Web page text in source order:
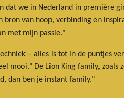
dat we in Nederland in première
van hoop, verbinding en
met mijn passie."
– alles is tot in de puntjes
mooi." De Lion King family, zoals
dan ben je instant family."